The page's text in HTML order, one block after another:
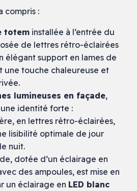
compris :
toteminstallée à l’entrée du
de lettres rétro-éclairées
élégant support en lames de
une touche chaleureuse et
lumineuses en façade,
identité forte :
en lettres rétro-éclairées,
lisibilité optimale de jour
nuit.
dotée d’un éclairage en
des ampoules, est mise en
un éclairage en LED blanc